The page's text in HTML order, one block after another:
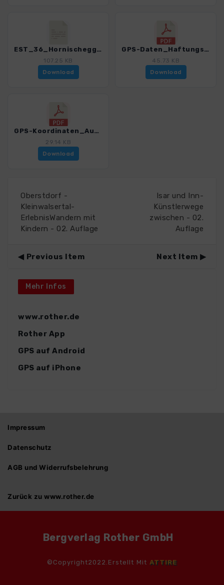
EST_36_Hornischegg_3152_2.gpx
107.25 KB
Download
GPS-Daten_Haftungsausschluss-Nutzungsbedingungen_WB_ErlebniswandernSuedtirol_3152_2.pdf
45.73 KB
Download
GPS-Koordinaten_Ausgangspunkte_WB_ErlebniswandernSuedtirol_3152_2.pdf
29.14 KB
Download
Oberstdorf -
Kleinwalsertal-
ErlebnisWandern mit
Kindern - 02. Auflage
Isar und Inn-
Künstlerwege
zwischen - 02.
Auflage
Previous Item Next Item
Mehr Infos
www.rother.de
Rother App
GPS auf Android
GPS auf iPhone
Impressum
Datenschutz
AGB und Widerrufsbelehrung
Zurück zu www.rother.de
Bergverlag Rother GmbH
©Copyright2022.Erstellt Mit ATTIRE